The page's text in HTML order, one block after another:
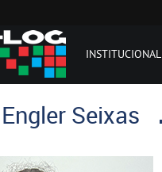
INSTITUCIONAL
Seixas